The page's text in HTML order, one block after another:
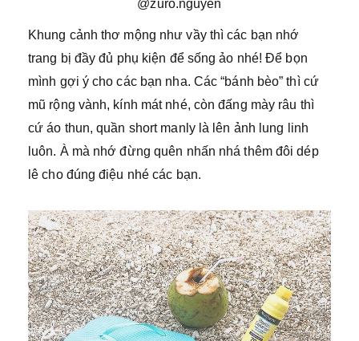
@zuro.nguyen
Khung cảnh thơ mộng như vầy thì các bạn nhớ
trang bị đầy đủ phụ kiện để sống ảo nhé! Để bọn
mình gợi ý cho các bạn nha. Các “bánh bèo” thì cứ
mũ rộng vành, kính mát nhé, còn đấng mày râu thì
cứ áo thun, quần short manly là lên ảnh lung linh
luôn. À mà nhớ đừng quên nhấn nhá thêm đôi dép
lê cho đúng điệu nhé các bạn.